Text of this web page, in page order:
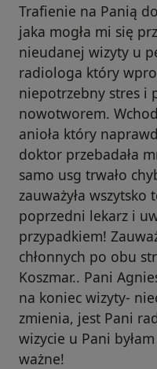
Trafienie na Panią
jaka mogła mi się
nieudanej wizyty u
radiologa który
niepotrzebny stres i
nowotworem.
anioła który
doktor przebadała
samo usg trwało
zauważyła wszytsko
poprzedni lekarz i
przypadkiem!
chłonnych po obu
Koszmar.. Pani
na koniec wizyty-
zmienia, jest Pani
wizycie u Pani
ważne!